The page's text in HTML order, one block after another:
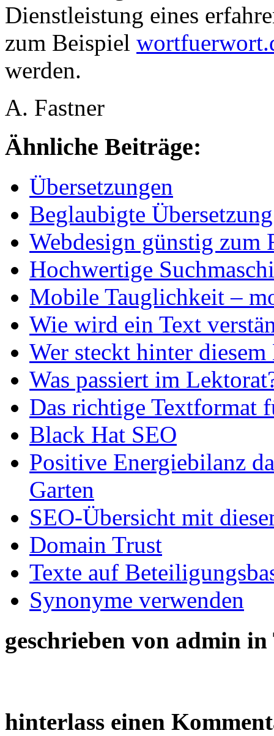
Dienstleistung eines
zum Beispiel
werden.
A. Fastner
Ähnliche Beiträge:
Übersetzungen
Beglaubigte
Webdesign günstig zum
Hochwertige
Mobile Tauglichkeit –
Wie wird ein Text
Wer steckt hinter
Was passiert im
Das richtige Textformat
Black Hat SEO
Positive Energiebilanz
Garten
SEO-Übersicht mit
Domain Trust
Texte auf
Synonyme verwenden
geschrieben von admin in
hinterlass einen